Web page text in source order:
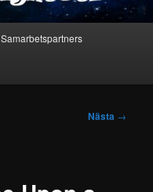
Samarbetspartners
Nästa →